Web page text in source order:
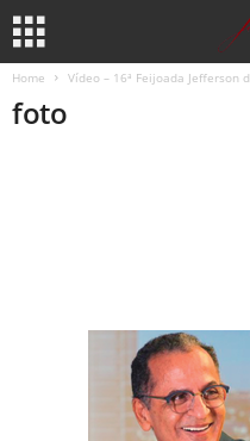
Home Vídeo – 16ª Feijoada Jefferson
foto